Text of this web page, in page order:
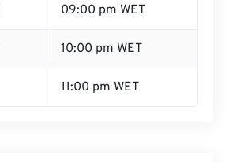
09:00 pm WET
10:00 pm WET
11:00 pm WET